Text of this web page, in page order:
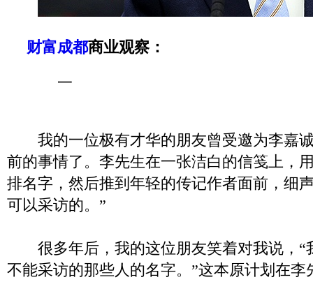
财富成都商业观察：
一
我的一位极有才华的朋友曾受邀为李嘉
前的事情了。李先生在一张洁白的信笺上，
排名字，然后推到年轻的传记作者面前，细
可以采访的。”
很多年后，我的这位朋友笑着对我说，“
不能采访的那些人的名字。”这本原计划在李